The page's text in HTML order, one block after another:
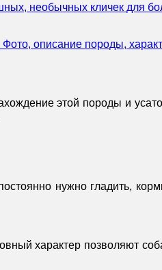
необычных кличек для
описание породы,
этой породы и
нужно гладить,
характер позволяют